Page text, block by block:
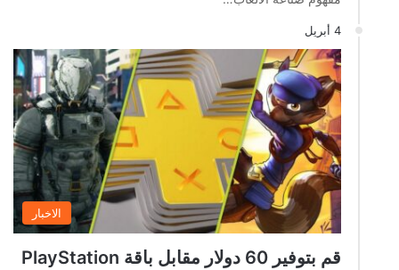
4 أبريل
الاخبار
قم بتوفير 60 دولار مقابل باقة PlayStation